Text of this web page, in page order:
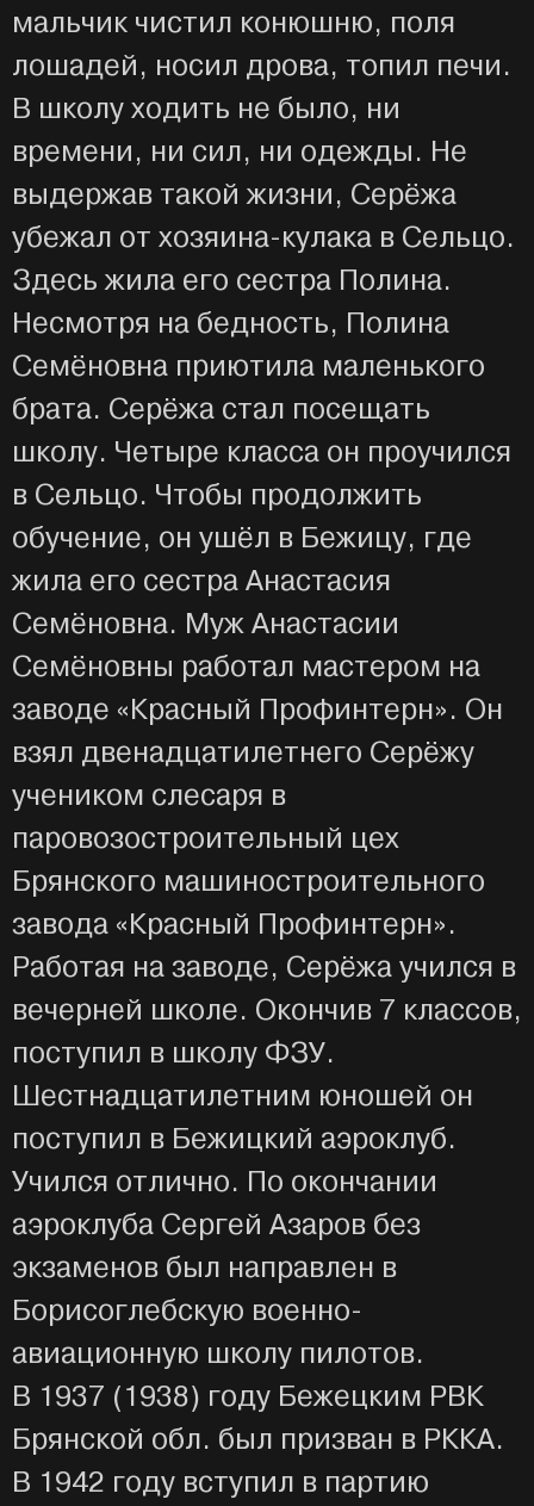
мальчик чистил конюшню, поля
лошадей, носил дрова, топил печи.
В школу ходить не было, ни
времени, ни сил, ни одежды. Не
выдержав такой жизни, Серёжа
убежал от хозяина-кулака в Сельцо.
Здесь жила его сестра Полина.
Несмотря на бедность, Полина
Семёновна приютила маленького
брата. Серёжа стал посещать
школу. Четыре класса он проучился
в Сельцо. Чтобы продолжить
обучение, он ушёл в Бежицу, где
жила его сестра Анастасия
Семёновна. Муж Анастасии
Семёновны работал мастером на
заводе «Красный Профинтерн». Он
взял двенадцатилетнего Серёжу
учеником слесаря в
паровозостроительный цех
Брянского машиностроительного
завода «Красный Профинтерн».
Работая на заводе, Серёжа учился в
вечерней школе. Окончив 7 классов,
поступил в школу ФЗУ.
Шестнадцатилетним юношей он
поступил в Бежицкий аэроклуб.
Учился отлично. По окончании
аэроклуба Сергей Азаров без
экзаменов был направлен в
Борисоглебскую военно-
авиационную школу пилотов.
В 1937 (1938) году Бежецким РВК
Брянской обл. был призван в РККА.
В 1942 году вступил в партию